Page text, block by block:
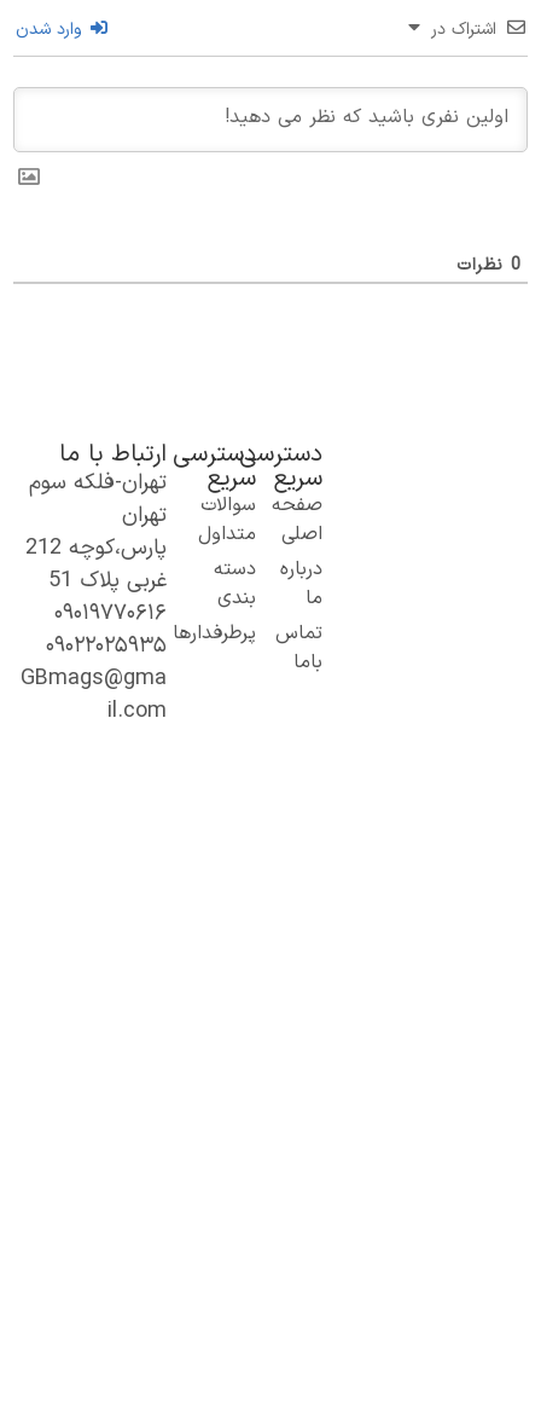
اشتراک در وارد شدن
دسترسی
سریع
صفحه
اصلی
درباره
تماس
دسترسی
سریع
سوالات
متداول
دسته
بندی
پرطرفدارها
ارتباط با ما
تهران-فلکه سوم
تهران
پارس،کوچه 212
غربی پلاک 51
۰۹۰۱۹۷۷۰۶۱۶
۰۹۰۲۲۰۲۵۹۳۵
GBmags@gma
il.com